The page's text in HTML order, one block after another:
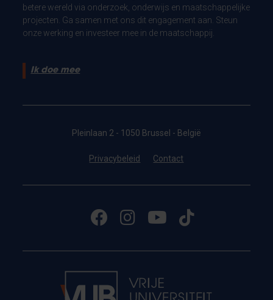
betere wereld via onderzoek, onderwijs en maatschappelijke
projecten. Ga samen met ons dit engagement aan. Steun
onze werking en investeer mee in de maatschappij.
Ik doe mee
Pleinlaan 2 - 1050 Brussel - België
Privacybeleid Contact